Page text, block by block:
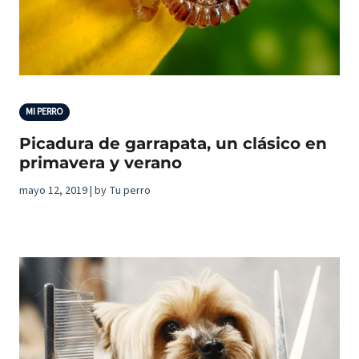
MI PERRO
Picadura de garrapata, un clásico en
primavera y verano
mayo 12, 2019 | by Tu perro